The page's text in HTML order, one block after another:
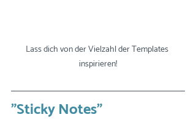
Lass dich von der Vielzahl der Templates
inspirieren!
"Sticky Notes"